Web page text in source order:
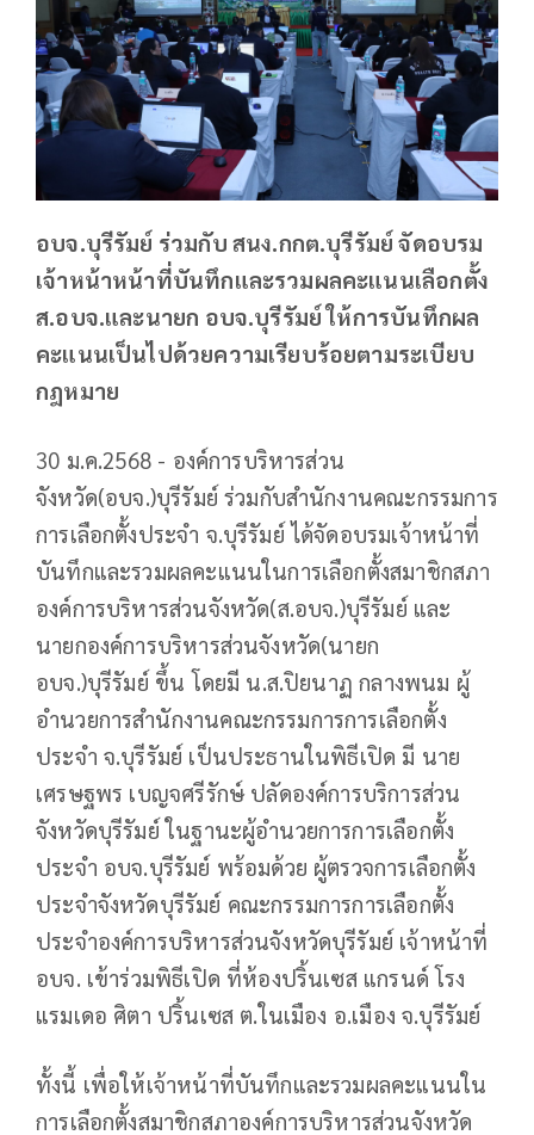
อบจ.บุรีรัมย์ ร่วมกับ สนง.กกต.บุรีรัมย์ จัดอบรม
เจ้าหน้าหน้าที่บันทึกและรวมผลคะแนนเลือกตั้ง
ส.อบจ.และนายก อบจ.บุรีรัมย์ ให้การบันทึกผล
คะแนนเป็นไปด้วยความเรียบร้อยตามระเบียบ
กฎหมาย
30 ม.ค.2568 - องค์การบริหารส่วน
จังหวัด(อบจ.)บุรีรัมย์ ร่วมกับสำนักงานคณะกรรมการ
การเลือกตั้งประจำ จ.บุรีรัมย์ ได้จัดอบรมเจ้าหน้าที่
บันทึกและรวมผลคะแนนในการเลือกตั้งสมาชิกสภา
องค์การบริหารส่วนจังหวัด(ส.อบจ.)บุรีรัมย์ และ
นายกองค์การบริหารส่วนจังหวัด(นายก
อบจ.)บุรีรัมย์ ขึ้น โดยมี น.ส.ปิยนาฏ กลางพนม ผู้
อำนวยการสำนักงานคณะกรรมการการเลือกตั้ง
ประจำ จ.บุรีรัมย์ เป็นประธานในพิธีเปิด มี นาย
เศรษฐพร เบญจศรีรักษ์ ปลัดองค์การบริการส่วน
จังหวัดบุรีรัมย์ ในฐานะผู้อำนวยการการเลือกตั้ง
ประจำ อบจ.บุรีรัมย์ พร้อมด้วย ผู้ตรวจการเลือกตั้ง
ประจำจังหวัดบุรีรัมย์ คณะกรรมการการเลือกตั้ง
ประจำองค์การบริหารส่วนจังหวัดบุรีรัมย์ เจ้าหน้าที่
อบจ. เข้าร่วมพิธีเปิด ที่ห้องปริ้นเซส แกรนด์ โรง
แรมเดอ ศิตา ปริ้นเซส ต.ในเมือง อ.เมือง จ.บุรีรัมย์
ทั้งนี้ เพื่อให้เจ้าหน้าที่บันทึกและรวมผลคะแนนใน
การเลือกตั้งสมาชิกสภาองค์การบริหารส่วนจังหวัด